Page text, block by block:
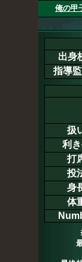
俺の甲
出身
指導
扱
利
打
投
身
体